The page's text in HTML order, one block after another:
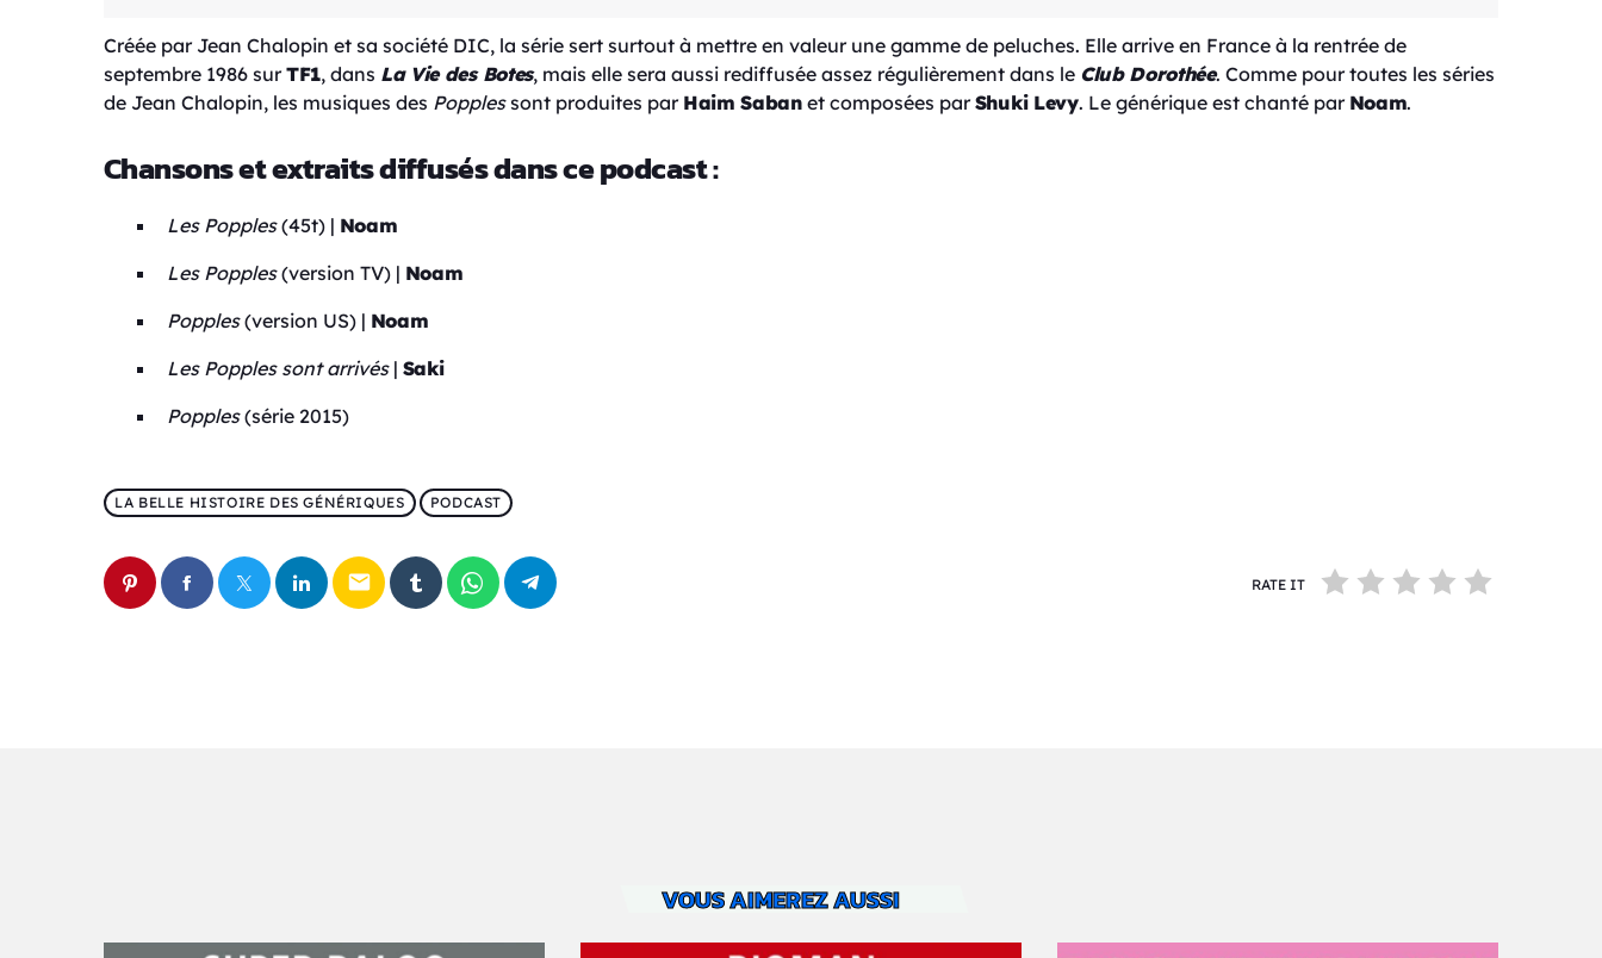
Créée par Jean Chalopin et sa société DIC, la série sert surtout à mettre en valeur une gamme de peluches. Elle arrive en France à la rentrée de
septembre 1986 surTF1, dans La Vie des Botes, mais elle sera aussi rediffusée assez régulièrement dans le Club Dorothée. Comme pour toutes les séries
de Jean Chalopin, les musiques des Popplessont produites par Haim Sabanet composées parShuki Levy. Le générique est chanté par Noam.
Chansons et extraits diffusés dans ce podcast :
Les Popples(45t) | Noam
Les Popples(version TV) | Noam
Popples(version US) | Noam
Les Popples sont arrivés| Saki
Popples(série 2015)
LA BELLE HISTOIRE DES GÉNÉRIQUES PODCAST
email RATE IT
VOUS AIMEREZ AUSSI